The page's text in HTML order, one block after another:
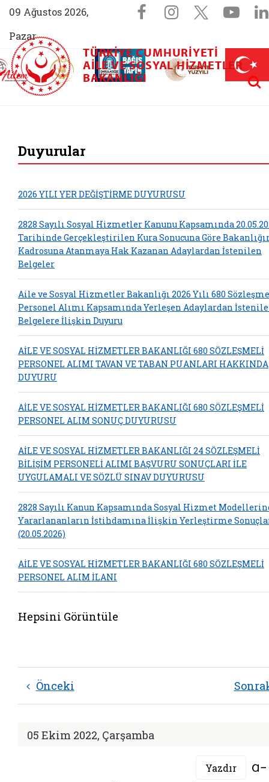
09 Ağustos 2026,
Pazar
Sosyal
Facebook
Instagram
X
Aile (yeni sekmede açılır)
AİLEM İletişim Merkezi (yeni sekmede açılır)
Aile ve Nüfus On Yılı (yeni sekmede açılır)
Darülaceze bağış sayfası (yeni
TÜRKIYE CUMHURIYETI
AILE VE SOSYAL HIZMETLER
BAKANLIĞI
Duyurular
2026 YILI YER DEĞİŞTİRME DUYURUSU
2828 Sayılı Sosyal Hizmetler Kanunu Kapsamında
Tarihinde Gerçekleştirilen Kura Sonucuna Göre
Kadrosuna Atanmaya Hak Kazanan Adaylardan İstenilen
Belgeler
Aile ve Sosyal Hizmetler Bakanlığı 2026 Yılı 680
Personel Alımı Kapsamında Yerleşen Adaylardan
Belgelere İlişkin Duyuru
AİLE VE SOSYAL HİZMETLER BAKANLIĞI 680 SÖZLEŞMELİ
PERSONEL ALIMI TAVAN VE TABAN PUANLARI HAKKINDA
DUYURU
AİLE VE SOSYAL HİZMETLER BAKANLIĞI 680 SÖZLEŞMELİ
PERSONEL ALIM SONUÇ DUYURUSU
AİLE VE SOSYAL HİZMETLER BAKANLIĞI 24 SÖZLEŞMELİ
BİLİŞİM PERSONELİ ALIMI BAŞVURU SONUÇLARI İLE
UYGULAMALI VE SÖZLÜ SINAV DUYURUSU
2828 Sayılı Kanun Kapsamında Sosyal Hizmet
Yararlananların İstihdamına İlişkin Yerleştirme
(20.05.2026)
AİLE VE SOSYAL HİZMETLER BAKANLIĞI 680 SÖZLEŞMELİ
PERSONEL ALIM İLANI
Hepsini Görüntüle
Önceki
05 Ekim 2022, Çarşamba
Yazdır